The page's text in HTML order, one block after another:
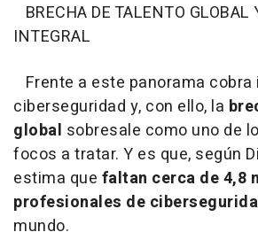
BRECHA DE TALENTO GLOBAL
INTEGRAL
Frente a este panorama
ciberseguridad y, con ello, la
global sobresale como uno de
focos a tratar. Y es que, según
estima que faltan cerca de 4,8
profesionales de
mundo.